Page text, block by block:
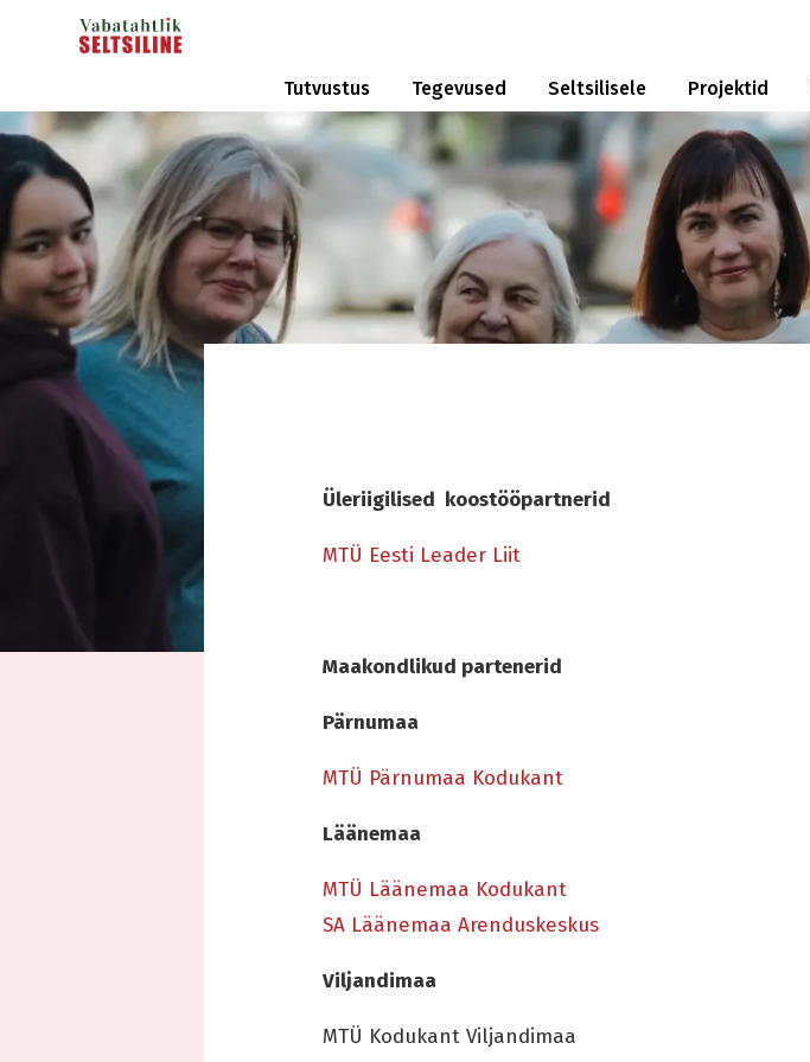
Tutvustus Tegevused Seltsilisele Projektid
Üleriigilised koostööpartnerid
MTÜ Eesti Leader Liit
Maakondlikud partenerid
Pärnumaa
MTÜ Pärnumaa Kodukant
Läänemaa
MTÜ Läänemaa Kodukant
SA Läänemaa Arenduskeskus
Viljandimaa
MTÜ Kodukant Viljandimaa